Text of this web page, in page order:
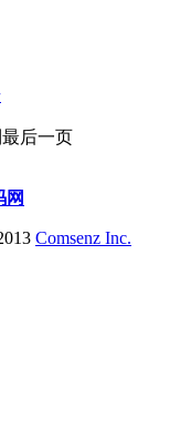
后一页
网
Comsenz Inc.